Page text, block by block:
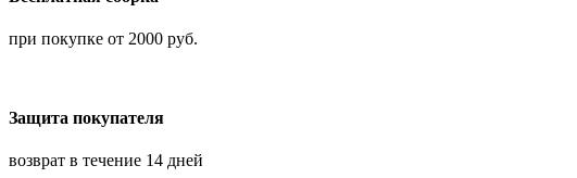
при покупке от 2000 руб.
Защита покупателя
возврат в течение 14 дней